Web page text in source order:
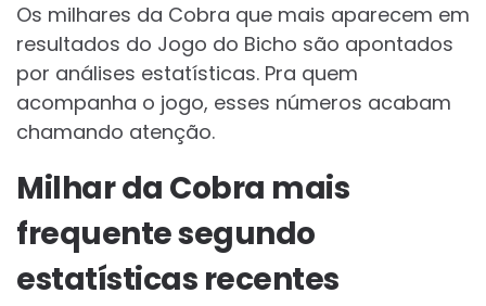
Os milhares da Cobra que mais aparecem em
resultados do Jogo do Bicho são apontados
por análises estatísticas. Pra quem
acompanha o jogo, esses números acabam
chamando atenção.
Milhar da Cobra mais
frequente segundo
estatísticas recentes